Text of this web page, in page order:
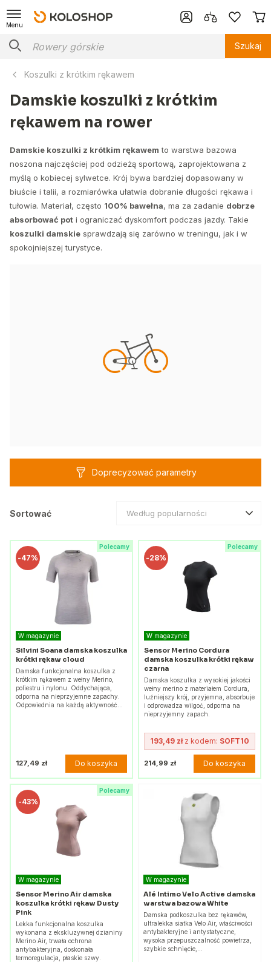
Menu
Szukaj
Koszulki z krótkim rękawem
Damskie koszulki z krótkim
rękawem na rower
Damskie koszulki z krótkim rękawem to warstwa bazowa
noszona najczęściej pod odzieżą sportową, zaprojektowana z
myślą o kobiecej sylwetce. Krój bywa bardziej dopasowany w
biuście i talii, a rozmiarówka ułatwia dobranie długości rękawa i
tułowia. Materiał, często 100% bawełna, ma za zadanie dobrze
absorbować pot i ograniczać dyskomfort podczas jazdy. Takie
koszulki damskie sprawdzają się zarówno w treningu, jak i w
spokojniejszej turystyce.
Doprecyzować parametry
Sortować Według popularności
Polecamy
-47%
W magazynie
Silvini Soana damska koszulka
krótki rękaw cloud
Damska funkcjonalna koszulka z
krótkim rękawem z wełny Merino,
poliestru i nylonu. Oddychająca,
odporna na nieprzyjemne zapachy.
Odpowiednia na każdą aktywność…
127,49 zł Do koszyka
Polecamy
-28%
W magazynie
Sensor Merino Cordura
damska koszulka krótki rękaw
czarna
Damska koszulka z wysokiej jakości
wełny merino z materiałem Cordura,
luźniejszy krój, przyjemna, absorbuje
i odprowadza wilgoć, odporna na
nieprzyjemny zapach.
193,49 złz kodem: SOFT10
214,99 zł Do koszyka
Polecamy
-43%
W magazynie
Sensor Merino Air damska
koszulka krótki rękaw Dusty
Pink
Lekka funkcjonalna koszulka
wykonana z ekskluzywnej dzianiny
Merino Air, trwała ochrona
antybakteryjna, doskonała
termoregulacja, płaskie szwy.
W magazynie
Alé Intimo Velo Active damska
warstwa bazowa White
Damska podkoszulka bez rękawów,
ultralekka siatka Velo Air, właściwości
antybakteryjne i antystatyczne,
wysoka przepuszczalność powietrza,
szybkie schnięcie,…